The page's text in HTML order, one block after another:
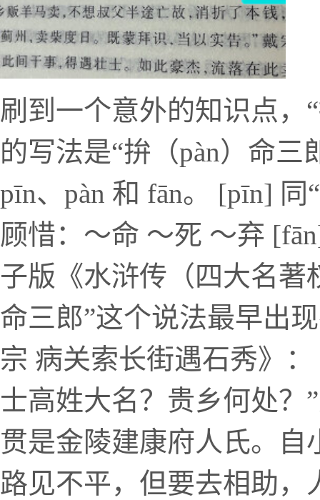
刷到一个意外的知识点，
的写法是“拚（pàn）命三
pīn、pàn 和 fān。 [pīn]
顾惜：～命 ～死 ～弃
子版《水浒传（四大名著
命三郎”这个说法最早出
宗 病关索长街遇石秀》
士高姓大名？贵乡何处？
贯是金陵建康府人氏。
路见不平，但要去相助